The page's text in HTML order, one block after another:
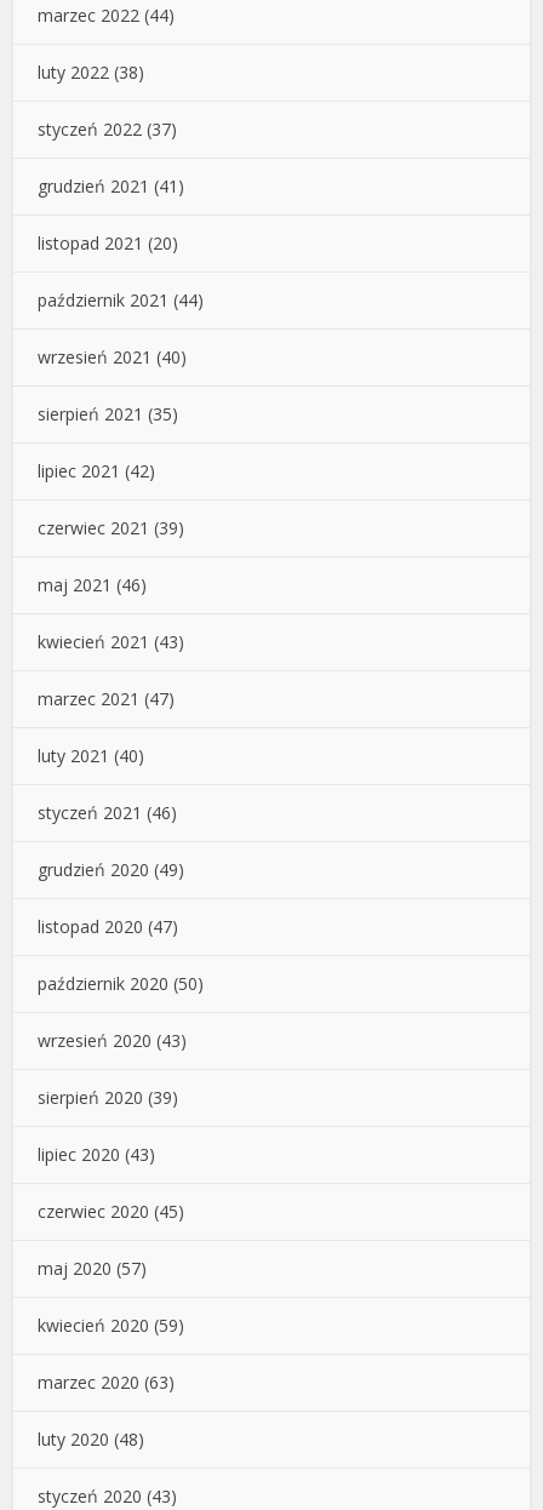
marzec 2022 (44)
luty 2022 (38)
styczeń 2022 (37)
grudzień 2021 (41)
listopad 2021 (20)
październik 2021 (44)
wrzesień 2021 (40)
sierpień 2021 (35)
lipiec 2021 (42)
czerwiec 2021 (39)
maj 2021 (46)
kwiecień 2021 (43)
marzec 2021 (47)
luty 2021 (40)
styczeń 2021 (46)
grudzień 2020 (49)
listopad 2020 (47)
październik 2020 (50)
wrzesień 2020 (43)
sierpień 2020 (39)
lipiec 2020 (43)
czerwiec 2020 (45)
maj 2020 (57)
kwiecień 2020 (59)
marzec 2020 (63)
luty 2020 (48)
styczeń 2020 (43)